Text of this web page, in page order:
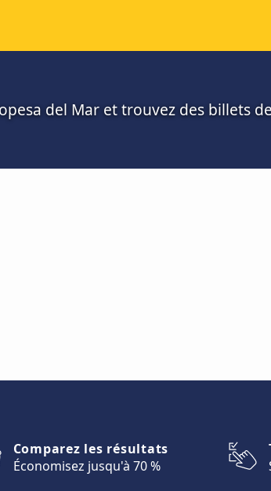
del Mar et trouvez des billets
Comparez les résultats
Économisez jusqu'à 70 %